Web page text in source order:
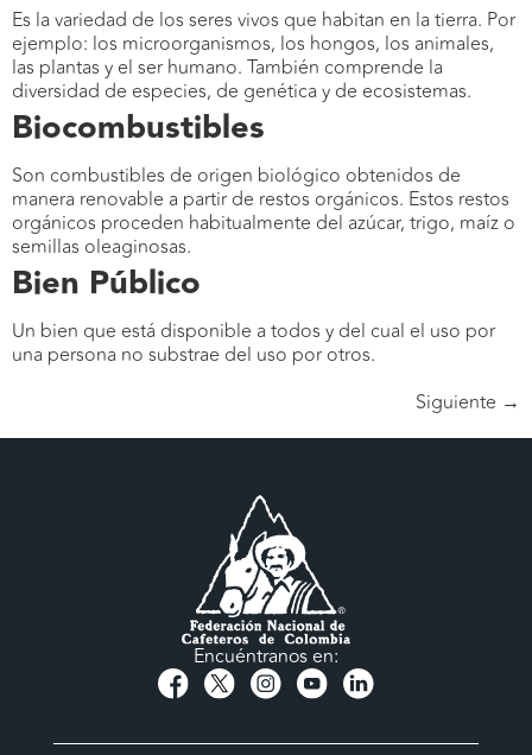
Es la variedad de los seres vivos que habitan en la tierra. Por
ejemplo: los microorganismos, los hongos, los animales,
las plantas y el ser humano. También comprende la
diversidad de especies, de genética y de ecosistemas.
Biocombustibles
Son combustibles de origen biológico obtenidos de
manera renovable a partir de restos orgánicos. Estos restos
orgánicos proceden habitualmente del azúcar, trigo, maíz o
semillas oleaginosas.
Bien Público
Un bien que está disponible a todos y del cual el uso por
una persona no substrae del uso por otros.
Siguiente →
Encuéntranos en: